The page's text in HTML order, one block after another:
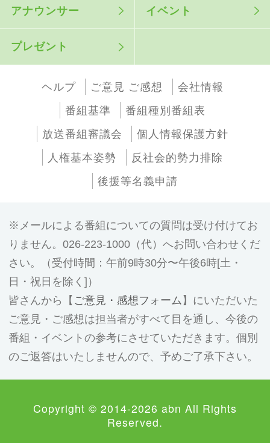
アナウンサー イベント
プレゼント
ヘルプ ご意見 ご感想
会社情報
番組基準
番組種別番組表
放送番組審議会
個人情報保護方針
人権基本姿勢
反社会的勢力排除
後援等名義申請
メールによる番組についての質問は受け付けてお
りません。026-223-1000（代）へお問い合わせくだ
さい。（受付時間：午前9時30分〜午後6時[土・
日・祝日を除く]）
皆さんから【 ご意見・感想フォーム 】にいただいた
ご意見・ご感想は担当者がすべて目を通し、今後の
番組・イベントの参考にさせていただきます。個別
のご返答はいたしませんので、予めご了承下さい。
Copyright © 2014-2026 abn All Rights
Reserved.